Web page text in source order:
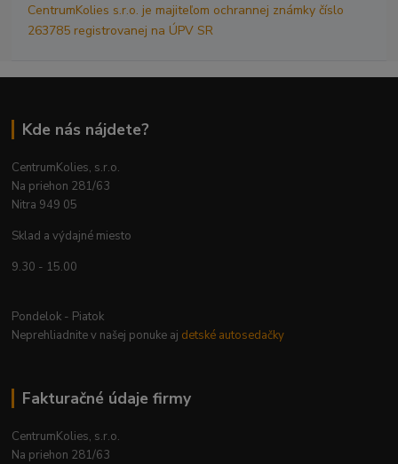
CentrumKolies s.r.o. je majiteľom ochrannej známky číslo
263785 registrovanej na ÚPV SR
Kde nás nájdete?
CentrumKolies, s.r.o.
Na priehon 281/63
Nitra 949 05
Sklad a výdajné miesto
9.30 - 15.00
Pondelok - Piatok
Neprehliadnite v našej ponuke aj detské autosedačky
Fakturačné údaje firmy
CentrumKolies, s.r.o.
Na priehon 281/63